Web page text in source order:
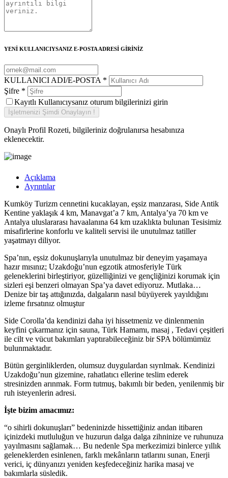
YENİ KULLANICIYSANIZ E-POSTA ADRESİ GİRİNİZ
KULLANICI ADI/E-POSTA *
Şifre *
Kayıtlı Kullanıcıysanız oturum bilgilerinizi girin
Onaylı Profil Rozeti, bilgileriniz doğrulanırsa hesabınıza
eklenecektir.
Açıklama
Ayrıntılar
Kumköy Turizm cennetini kucaklayan, eşsiz manzarası, Side Antik
Kentine yaklaşık 4 km, Manavgat’a 7 km, Antalya’ya 70 km ve
Antalya uluslararası havaalanına 64 km uzaklıkta bulunan Tesisimiz
misafirlerine konforlu ve kaliteli servisi ile unutulmaz tatiller
yaşatmayı diliyor.
Spa’nın, eşsiz dokunuşlarıyla unutulmaz bir deneyim yaşamaya
hazır mısınız; Uzakdoğu’nun egzotik atmosferiyle Türk
geleneklerini birleştiriyor, güzelliğinizi ve gençliğinizi korumak için
sizleri eşi benzeri olmayan Spa’ya davet ediyoruz. Mutlaka…
Denize bir taş attığınızda, dalgaların nasıl büyüyerek yayıldığını
izleme fırsatınız olmuştur
Side Corolla’da kendinizi daha iyi hissetmeniz ve dinlenmenin
keyfini çıkarmanız için sauna, Türk Hamamı, masaj , Tedavi çeşitleri
ile cilt ve vücut bakımları yaptırabileceğiniz bir SPA bölümümüz
bulunmaktadır.
Bütün gerginliklerden, olumsuz duygulardan sıyrılmak. Kendinizi
Uzakdoğu’nun gizemine, rahatlatıcı ellerine teslim ederek
stresinizden arınmak. Form tutmuş, bakımlı bir beden, yenilenmiş bir
ruh isteyenlerin adresi.
İşte bizim amacımız:
“o sihirli dokunuşları” bedeninizde hissettiğiniz andan itibaren
içinizdeki mutluluğun ve huzurun dalga dalga zihninize ve ruhunuza
yayılmasını sağlamak… Bu nedenle Spa merkezimizi binlerce yıllık
geleneklerden esinlenen, farklı mekânların tatlarını sunan, Enerji
verici, iç dünyanızı yeniden keşfedeceğiniz harika masaj ve
bakımlarla süsledik.